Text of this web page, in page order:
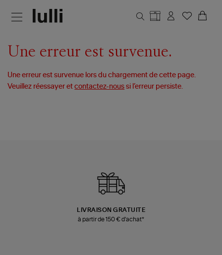
Une erreur est survenue.
Une erreur est survenue lors du chargement de cette page.
Veuillez réessayer etcontactez-nous si l’erreur persiste.
LIVRAISON GRATUITE
à partir de 150 € d'achat*